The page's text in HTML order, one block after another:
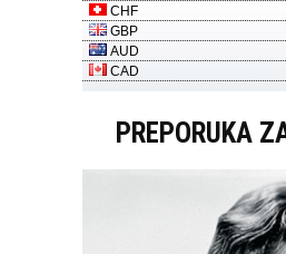
PREPORUKA